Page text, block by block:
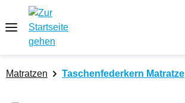
Zum Hauptinhalt springen
Matratzen Taschenfederkern Matratze